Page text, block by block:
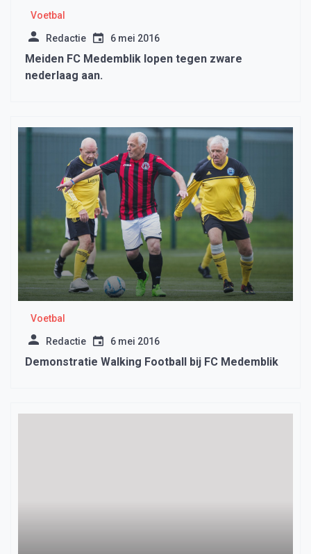
Voetbal
Redactie 6 mei 2016
Meiden FC Medemblik lopen tegen zware
nederlaag aan.
Voetbal
Redactie 6 mei 2016
Demonstratie Walking Football bij FC Medemblik